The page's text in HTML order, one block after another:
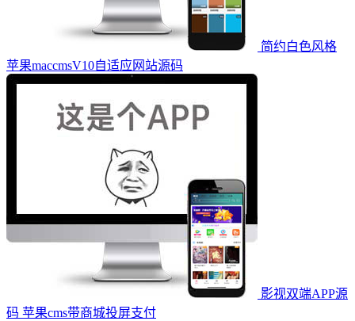
简约白色风格
苹果maccmsV10自适应网站源码
影视双端APP源
码 苹果cms带商城投屏支付